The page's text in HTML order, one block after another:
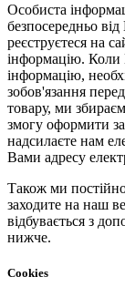
Особиста
безпосередньо
реєструєтеся на
інформацію. Коли
інформацію,
зобов'язання
товару, ми
змогу оформити
надсилаєте нам
Вами адресу
Також ми
заходите на наш
відбувається з
нижче.
Cookies